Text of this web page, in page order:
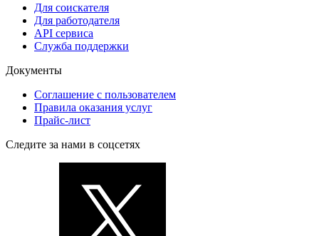
Для соискателя
Для работодателя
API сервиса
Служба поддержки
Документы
Соглашение с пользователем
Правила оказания услуг
Прайс-лист
Следите за нами в соцсетях